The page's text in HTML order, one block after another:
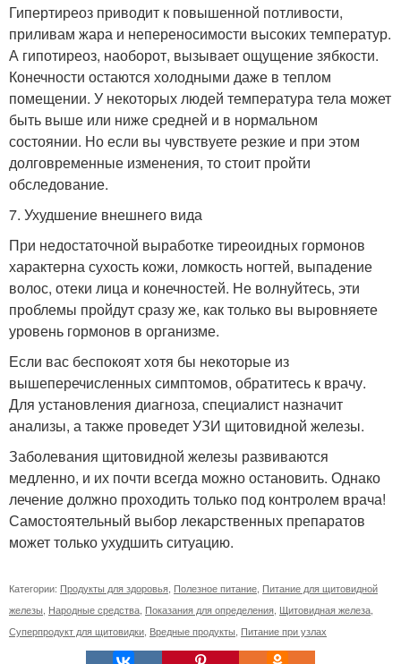
Гипертиреоз приводит к повышенной потливости,
приливам жара и непереносимости высоких температур.
А гипотиреоз, наоборот, вызывает ощущение зябкости.
Конечности остаются холодными даже в теплом
помещении. У некоторых людей температура тела может
быть выше или ниже средней и в нормальном
состоянии. Но если вы чувствуете резкие и при этом
долговременные изменения, то стоит пройти
обследование.
7. Ухудшение внешнего вида
При недостаточной выработке тиреоидных гормонов
характерна сухость кожи, ломкость ногтей, выпадение
волос, отеки лица и конечностей. Не волнуйтесь, эти
проблемы пройдут сразу же, как только вы выровняете
уровень гормонов в организме.
Если вас беспокоят хотя бы некоторые из
вышеперечисленных симптомов, обратитесь к врачу.
Для установления диагноза, специалист назначит
анализы, а также проведет УЗИ щитовидной железы.
Заболевания щитовидной железы развиваются
медленно, и их почти всегда можно остановить. Однако
лечение должно проходить только под контролем врача!
Самостоятельный выбор лекарственных препаратов
может только ухудшить ситуацию.
Категории: Продукты для здоровья Полезное питание Питание для щитовидной
железы Народные средства Показания для определения Щитовидная железа
Суперпродукт для щитовидки Вредные продукты Питание при узлах